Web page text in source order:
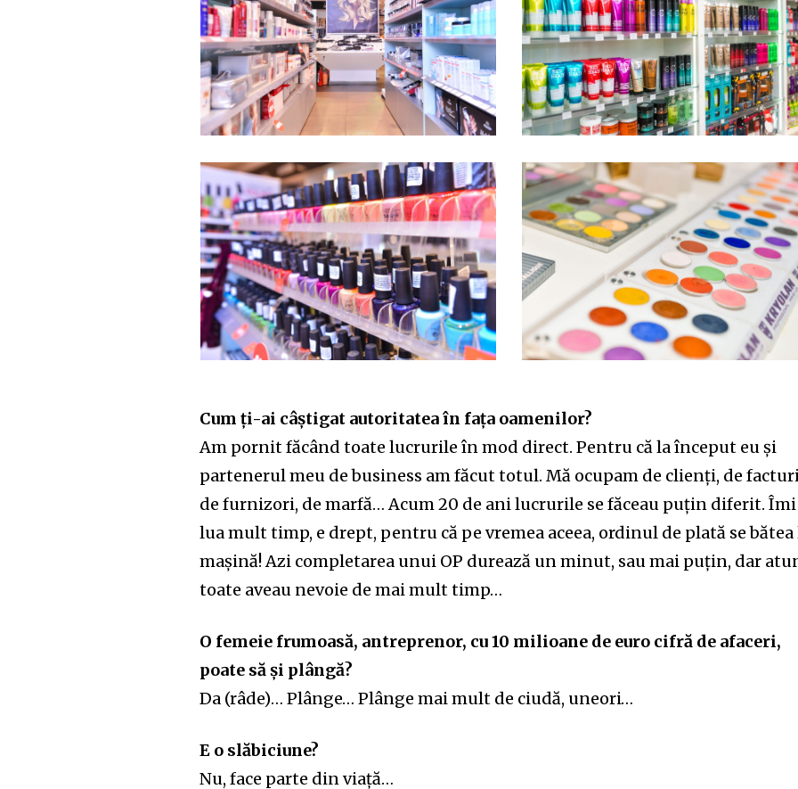
Cum ți-ai câștigat autoritatea în fața oamenilor?
Am pornit făcând toate lucrurile în mod direct. Pentru că la început eu și
partenerul meu de business am făcut totul. Mă ocupam de clienți, de
de furnizori, de marfă… Acum 20 de ani lucrurile se făceau puțin diferit. Îmi
lua mult timp, e drept, pentru că pe vremea aceea, ordinul de plată se bătea
mașină! Azi completarea unui OP durează un minut, sau mai puțin, dar
toate aveau nevoie de mai mult timp…
O femeie frumoasă, antreprenor, cu 10 milioane de euro cifră de afaceri,
poate să și plângă?
Da (râde)… Plânge… Plânge mai mult de ciudă, uneori…
E o slăbiciune?
Nu, face parte din viață…